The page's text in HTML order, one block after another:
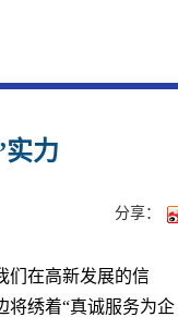
实力
分享：
们在高新发展的信
将绣着“真诚服务为企